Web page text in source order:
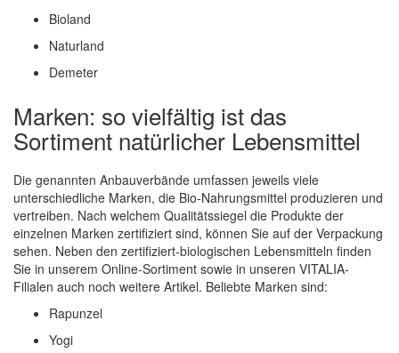
Bioland
Naturland
Demeter
Marken: so vielfältig ist das
Sortiment natürlicher Lebensmittel
Die genannten Anbauverbände umfassen jeweils viele
unterschiedliche Marken, die Bio-Nahrungsmittel produzieren und
vertreiben. Nach welchem Qualitätssiegel die Produkte der
einzelnen Marken zertifiziert sind, können Sie auf der Verpackung
sehen. Neben den zertifiziert-biologischen Lebensmitteln finden
Sie in unserem Online-Sortiment sowie in unseren VITALIA-
Filialen auch noch weitere Artikel. Beliebte Marken sind:
Rapunzel
Yogi